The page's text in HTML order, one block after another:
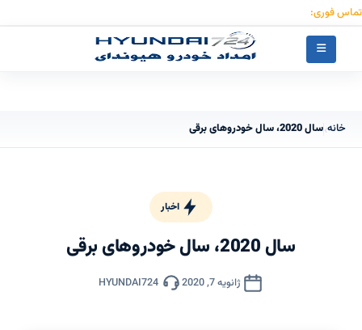
تماس فوری:
خانه›سال 2020، سال خودروهای برقی
اخبار
سال 2020، سال خودروهای برقی
ژانویه 7, 2020